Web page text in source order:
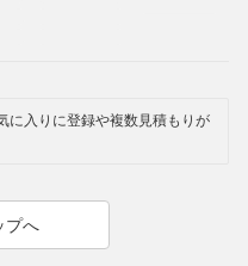
に入りに登録や複数見積もりが
プへ